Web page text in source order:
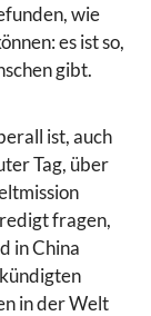
wie
es ist so,
gibt.
ist, auch
Tag, über
fragen,
in China
in der Welt